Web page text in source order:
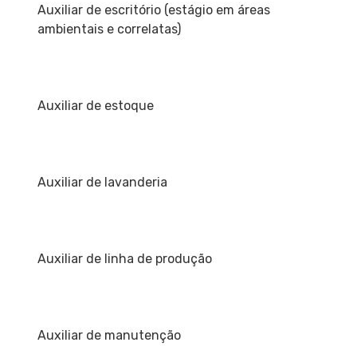
Auxiliar de escritório (estágio em áreas
ambientais e correlatas)
Auxiliar de estoque
Auxiliar de lavanderia
Auxiliar de linha de produção
Auxiliar de manutenção